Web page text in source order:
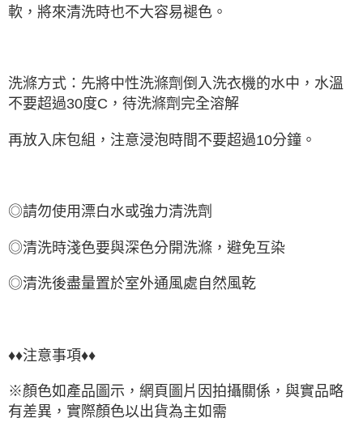
軟，將來清洗時也不大容易褪色。
洗滌方式：先將中性洗滌劑倒入洗衣機的水中，水溫
不要超過30度C，待洗滌劑完全溶解
再放入床包組，注意浸泡時間不要超過10分鐘。
◎請勿使用漂白水或強力清洗劑
◎清洗時淺色要與深色分開洗滌，避免互染
◎清洗後盡量置於室外通風處自然風乾
♦♦注意事項♦♦
※顏色如產品圖示，網頁圖片因拍攝關係，與實品略
有差異，實際顏色以出貨為主如需